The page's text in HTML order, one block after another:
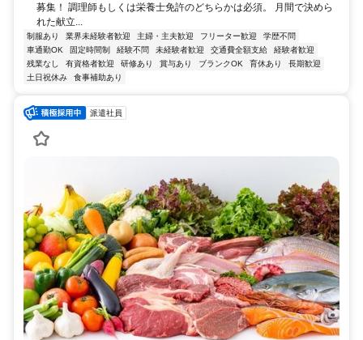
募集！ 調理師もしくは栄養士免許のどちらかは必須。 月間で決めら
れた献立...
制服あり 業界未経験者歓迎 主婦・主夫歓迎 フリーター歓迎
学歴不問
車通勤OK
固定時間制 経験不問 未経験者歓迎 交通費全額支給
経験者歓迎
残業なし
有資格者歓迎 研修あり 賞与あり ブランクOK 育休あり
長期歓迎
土日祝休み
食事補助あり
派遣社員